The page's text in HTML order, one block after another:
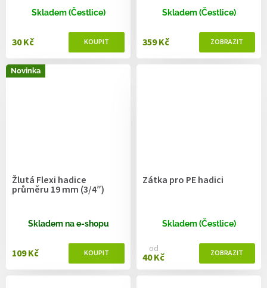
Skladem (Čestlice)
30 Kč
Skladem (Čestlice)
359 Kč
Novinka
Žlutá Flexi hadice
průměru 19 mm (3/4″)
Skladem na e-shopu
109 Kč
Zátka pro PE hadici
Skladem (Čestlice)
od
40 Kč